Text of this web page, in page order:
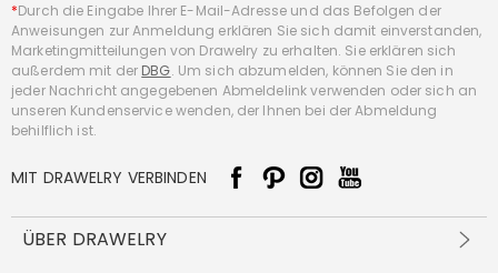
*Durch die Eingabe Ihrer E-Mail-Adresse und das Befolgen der
Anweisungen zur Anmeldung erklären Sie sich damit einverstanden,
Marketingmitteilungen von Drawelry zu erhalten. Sie erklären sich
außerdem mit der DBG. Um sich abzumelden, können Sie den in
jeder Nachricht angegebenen Abmeldelink verwenden oder sich an
unseren Kundenservice wenden, der Ihnen bei der Abmeldung
behilflich ist.
MIT DRAWELRY VERBINDEN
ÜBER DRAWELRY